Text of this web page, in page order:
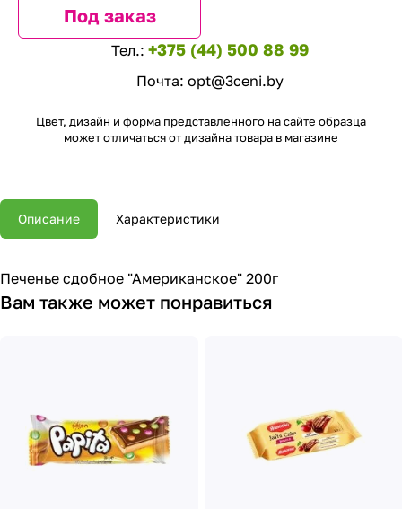
Под заказ
Тел.: +375 (44) 500 88 99
Почта: opt@3ceni.by
Цвет, дизайн и форма представленного на сайте образца
может отличаться от дизайна товара в магазине
Описание Характеристики
Печенье сдобное "Американское" 200г
Вам также может понравиться